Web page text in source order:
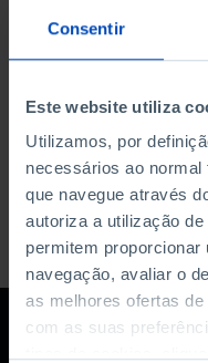
Consentir
Este website utiliza
Utilizamos, por
necessários ao
que navegue através
autoriza a utilização
permitem proporcionar
navegação, avaliar o
as melhores ofertas
com as suas
DATA DE FIM